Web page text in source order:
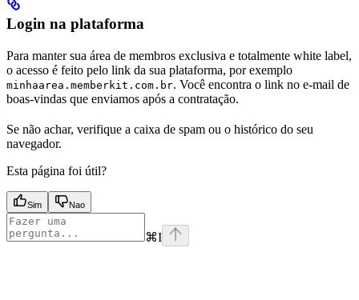
Login na plataforma
Para manter sua área de membros exclusiva e totalmente white label,
o acesso é feito pelo link da sua plataforma, por exemplo
minhaarea.memberkit.com.br. Você encontra o link no e-mail de
boas-vindas que enviamos após a contratação.
Se não achar, verifique a caixa de spam ou o histórico do seu
navegador.
Esta página foi útil?
Sim Nao
⌘I